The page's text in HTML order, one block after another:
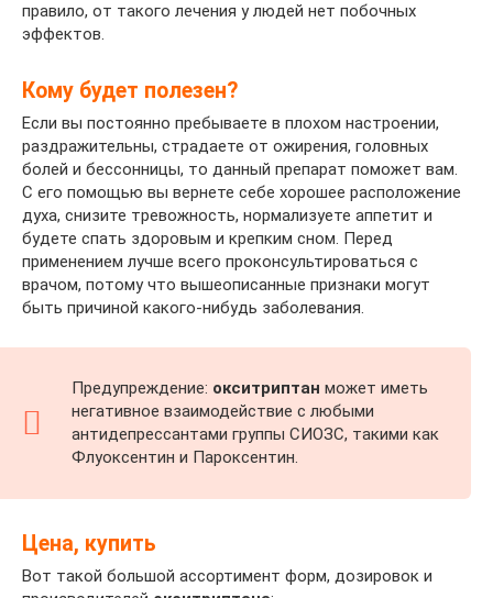
правило, от такого лечения у людей нет побочных
эффектов.
Кому будет полезен?
Если вы постоянно пребываете в плохом настроении,
раздражительны, страдаете от ожирения, головных
болей и бессонницы, то данный препарат поможет вам.
С его помощью вы вернете себе хорошее расположение
духа, снизите тревожность, нормализуете аппетит и
будете спать здоровым и крепким сном. Перед
применением лучше всего проконсультироваться с
врачом, потому что вышеописанные признаки могут
быть причиной какого-нибудь заболевания.
Предупреждение: окситриптан может иметь
негативное взаимодействие с любыми
антидепрессантами группы СИОЗС, такими как
Флуоксентин и Пароксентин.
Цена, купить
Вот такой большой ассортимент форм, дозировок и